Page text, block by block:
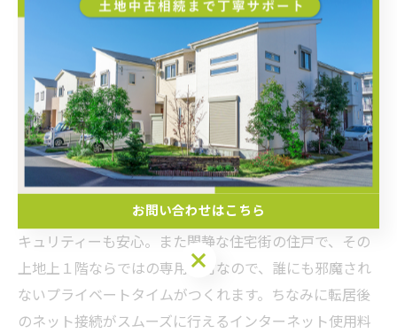
弊社管理物件で築５年以内の建物、防犯カメラ採用でセ
キュリティーも安心。また閑静な住宅街の住戸で、その
上地上１階ならではの専用庭付なので、誰にも邪魔され
ないプライベートタイムがつくれます。ちなみに転居後
のネット接続がスムーズに行えるインターネット使用料
お問い合わせはこちら
お問い合わせはこちら